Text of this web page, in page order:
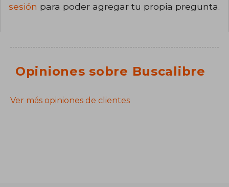
sesión para poder agregar tu propia pregunta.
Opiniones sobre Buscalibre
Ver más opiniones de clientes